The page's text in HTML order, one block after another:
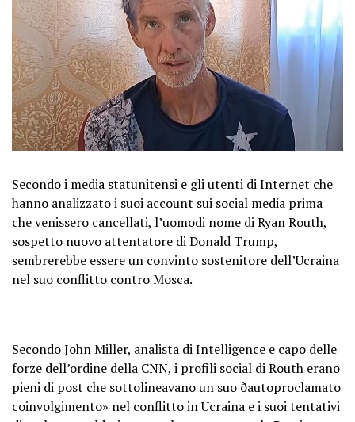
Secondo i media statunitensi e gli utenti di Internet che
hanno analizzato i suoi account sui social media prima
che venissero cancellati, l’uomodi nome di Ryan Routh,
sospetto nuovo attentatore di Donald Trump,
sembrerebbe essere un convinto sostenitore dell’Ucraina
nel suo conflitto contro Mosca.
Secondo John Miller, analista di Intelligence e capo delle
forze dell’ordine della CNN, i profili social di Routh erano
pieni di post che sottolineavano un suo ðautoproclamato
coinvolgimento» nel conflitto in Ucraina e i suoi tentativi